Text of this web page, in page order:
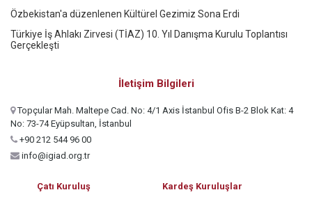
Özbekistan'a düzenlenen Kültürel Gezimiz Sona Erdi
Türkiye İş Ahlakı Zirvesi (TİAZ) 10. Yıl Danışma Kurulu Toplantısı
Gerçekleşti
İletişim Bilgileri
Topçular Mah. Maltepe Cad. No: 4/1 Axis İstanbul Ofis B-2 Blok Kat: 4
No: 73-74 Eyüpsultan, İstanbul
+90 212 544 96 00
info@igiad.org.tr
Çatı Kuruluş Kardeş Kuruluşlar